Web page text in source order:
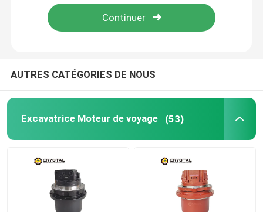
À propos de nous
Visite de l'usine
Nouvelles
AUTRES CATÉGORIES DE NOUS
Excavatrice Moteur de voyage (53)